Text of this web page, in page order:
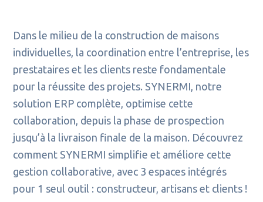
Dans le milieu de la construction de maisons
individuelles, la coordination entre l’entreprise, les
prestataires et les clients reste fondamentale
pour la réussite des projets. SYNERMI, notre
solution ERP complète, optimise cette
collaboration, depuis la phase de prospection
jusqu’à la livraison finale de la maison. Découvrez
comment SYNERMI simplifie et améliore cette
gestion collaborative, avec 3 espaces intégrés
pour 1 seul outil : constructeur, artisans et clients !